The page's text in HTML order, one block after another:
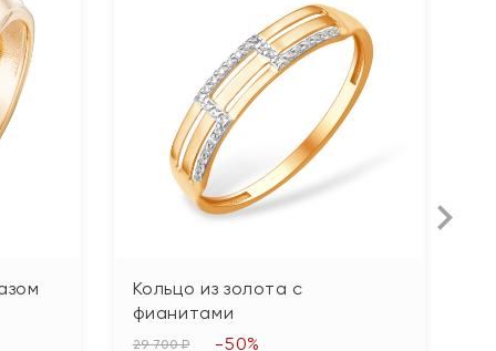
Кольцо из золота с
фианитами
29 700 ₽ -50%